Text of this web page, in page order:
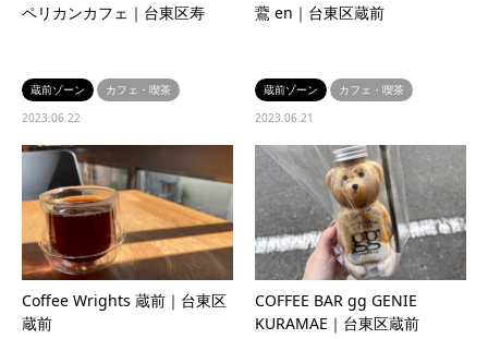
ペリカンカフェ｜台東区寿
蔵前ゾーン
カフェ・喫茶
2023.06.22
鷰 en｜台東区蔵前
蔵前ゾーン
カフェ・喫茶
2023.06.21
Coffee Wrights 蔵前｜台東区
蔵前
COFFEE BAR gg GENIE
KURAMAE｜台東区蔵前